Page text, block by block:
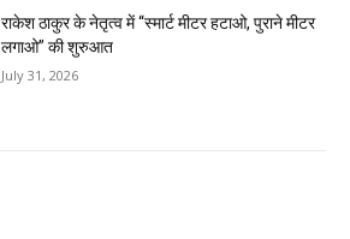
राकेश ठाकुर के नेतृत्व में “स्मार्ट मीटर हटाओ, पुराने मीटर
लगाओ” की शुरुआत
July 31, 2026